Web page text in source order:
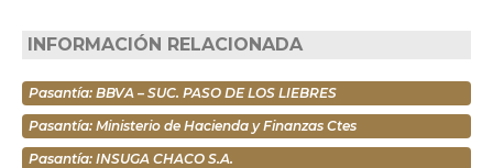
INFORMACIÓN RELACIONADA
Pasantía: BBVA – SUC. PASO DE LOS LIEBRES
Pasantía: Ministerio de Hacienda y Finanzas Ctes
Pasantía: INSUGA CHACO S.A.